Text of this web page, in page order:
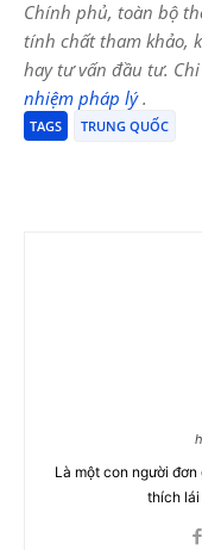
Chính phủ, toàn bộ
tính chất tham khảo,
hay tư vấn đầu tư.
nhiệm pháp lý.
TAGS TRUNG QUỐC
Là một con người
thích